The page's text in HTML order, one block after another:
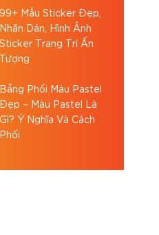
99+ Mẫu Sticker Đẹp,
Nhãn Dán, Hình Ảnh
Sticker Trang Trí Ấn
Tượng
Bảng Phối Màu Pastel
Đẹp – Màu Pastel Là
Gì? Ý Nghĩa Và Cách
Phối